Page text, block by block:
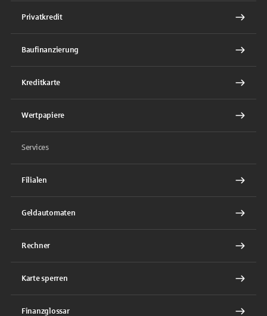
Privatkredit
Baufinanzierung
Kreditkarte
Wertpapiere
Services
Filialen
Geldautomaten
Rechner
Karte sperren
Finanzglossar